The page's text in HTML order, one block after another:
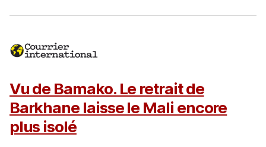
Vu de Bamako. Le retrait de
Barkhane laisse le Mali encore
plus isolé